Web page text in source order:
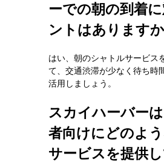
ーでの朝の到着
ントはあります
はい、朝のシャトルサービス
て、交通渋滞が少なく待ち時
活用しましょう。
スカイハーバー
者向けにどのよ
サービスを提供